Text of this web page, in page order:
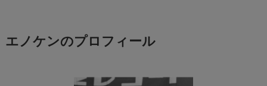
エノケンのプロフィール